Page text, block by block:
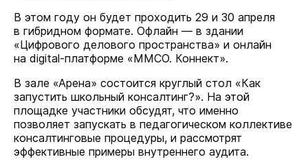
В этом году он будет проходить 29 и 30 апреля
в гибридном формате. Офлайн — в здании
«Цифрового делового пространства» и онлайн
на digital-платформе «ММСО. Коннект».
В зале «Арена» состоится круглый стол «Как
запустить школьный консалтинг?». На этой
площадке участники обсудят, что именно
позволяет запускать в педагогическом коллективе
консалтинговые процедуры, и рассмотрят
эффективные примеры внутреннего аудита.